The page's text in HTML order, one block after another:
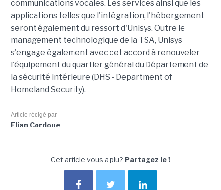
communications vocales. Les services ainsi que les
applications telles que l'intégration, l'hébergement
seront également du ressort d'Unisys. Outre le
management technologique de la TSA, Unisys
s'engage également avec cet accord à renouveler
l'équipement du quartier général du Département de
la sécurité intérieure (DHS - Department of
Homeland Security).
Article rédigé par
Elian Cordoue
Cet article vous a plu? Partagez le !